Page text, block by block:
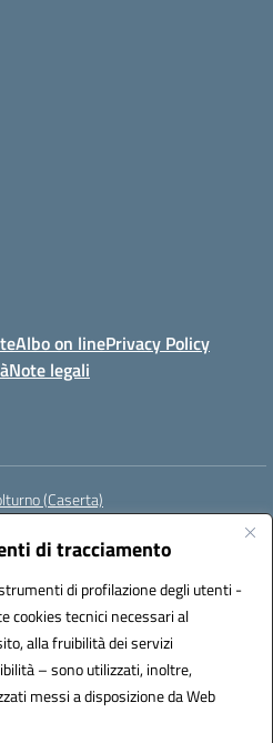
di tracciamento
di profilazione degli utenti -
cookies tecnici necessari al
alla fruibilità dei servizi
– sono utilizzati, inoltre,
messi a disposizione da Web
Albo on linePrivacy Policy
Note legali
(Caserta)
ceis014005@pec.istruzione.it
(IPA): istsc_ceis014005
UOU8EW